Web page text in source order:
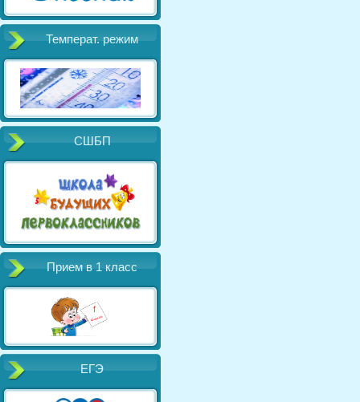
Температ. режим
СШБП
Прием в 1 класс
ЕГЭ